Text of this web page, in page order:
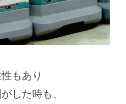
もあり
した時も、